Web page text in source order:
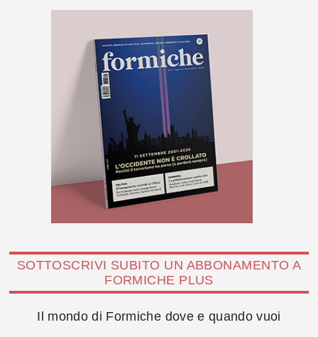
SOTTOSCRIVI SUBITO UN ABBONAMENTO A
FORMICHE PLUS
Il mondo di Formiche dove e quando vuoi